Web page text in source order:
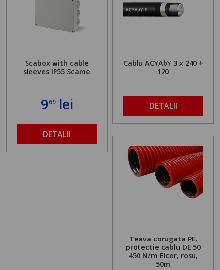
Scabox with cable
sleeves IP55 Scame
969lei
DETALII
Cablu ACYAbY 3 x 240 +
120
DETALII
Teava corugata PE,
protectie cablu DE 50
450 N/m Elcor, rosu,
50m